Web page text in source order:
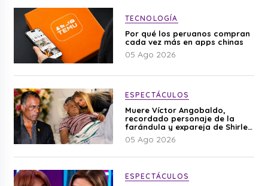
TECNOLOGÍA
Por qué los peruanos compran
cada vez más en apps chinas
05 Ago 2026
ESPECTÁCULOS
Muere Víctor Angobaldo,
recordado personaje de la
farándula y expareja de Shirley
Cherres
05 Ago 2026
ESPECTÁCULOS